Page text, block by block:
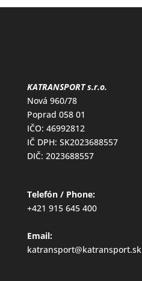
KATRANSPORT s.r.o.
Nová 960/78
Poprad 058 01
IČO: 46992812
IČ DPH: SK2023688557
DIČ: 2023688557
Telefón / Phone:
+421 915 645 400
Email:
katransport@katransport.sk